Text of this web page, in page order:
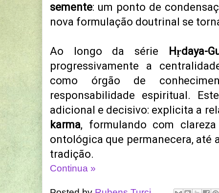
semente: um ponto de
nova formulação doutrinal se
Ao longo da série
Hṛdaya-
progressivamente a
como órgão de
responsabilidade espiritual.
adicional e decisivo: explicita a
karma, formulando com
ontológica que permanecera, até
tradição.
Continua »